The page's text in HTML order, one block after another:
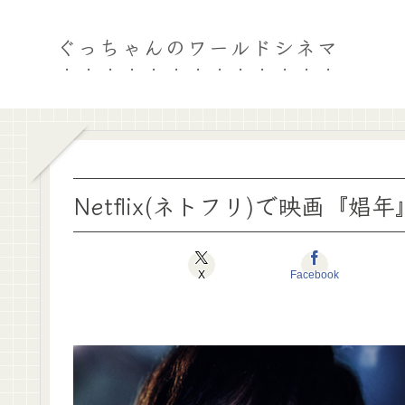
ぐっちゃんのワールドシネマ
Netflix(ネトフリ)で映画『娼
X Facebook